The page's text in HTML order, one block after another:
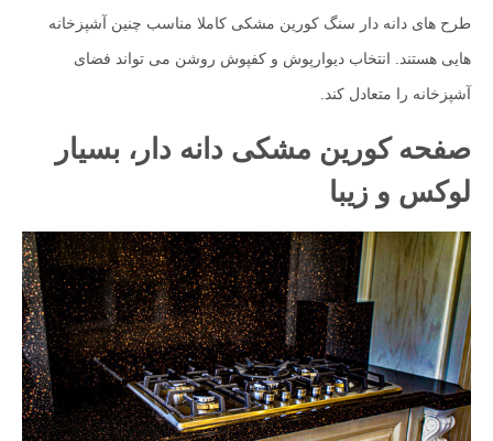
طرح های دانه دار سنگ کورین مشکی کاملا مناسب چنین آشپزخانه
هایی هستند. انتخاب دیوارپوش و کفپوش روشن می تواند فضای
آشپزخانه را متعادل کند.
صفحه کورین مشکی دانه دار، بسیار
لوکس و زیبا